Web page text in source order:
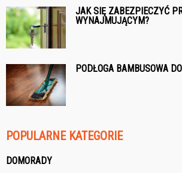
JAK SIĘ ZABEZPIECZYĆ
WYNAJMUJĄCYM?
PODŁOGA BAMBUSOWA
POPULARNE KATEGORIE
DOMORADY